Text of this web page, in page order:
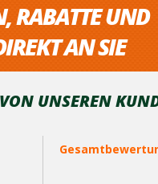
RABATTE UND
AN SIE
UNSEREN